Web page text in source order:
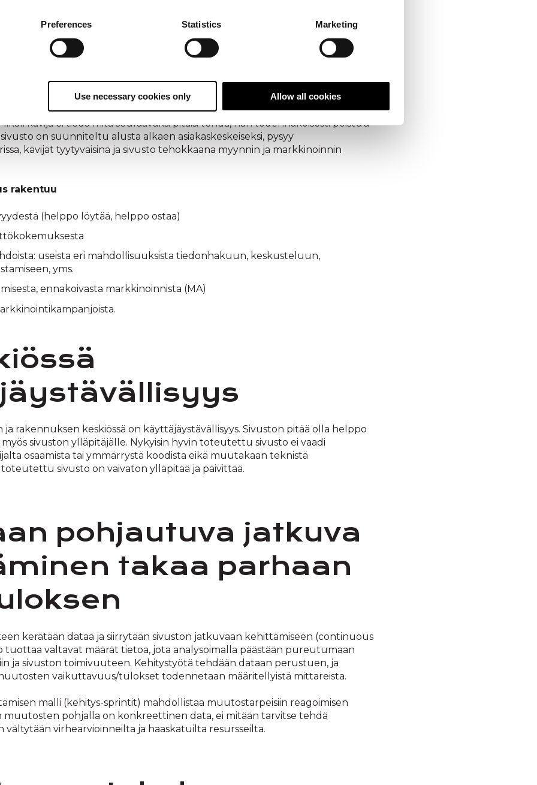
Preferences Statistics Marketing
Use necessary cookies only Allow all cookies
asiakaskokemus
olo vieraillessaan sivuilla, että hän tietää mihin hänen seuraavaksi
kävijä ei tiedä mitä seuraavaksi pitäisi tehdä, hän todennäköisesti poistuu
on suunniteltu alusta alkaen asiakaskeskeiseksi, pysyy
kävijät tyytyväisinä ja sivusto tehokkaana myynnin ja markkinoinnin
rakentuu
(helppo löytää, helppo ostaa)
useista eri mahdollisuuksista tiedonhakuun, keskusteluun,
yms.
ennakoivasta markkinoinnista (MA)
rakennuksen keskiössä on käyttäjäystävällisyys. Sivuston pitää olla helppo
myös sivuston ylläpitäjälle. Nykyisin hyvin toteutettu sivusto ei vaadi
osaamista tai ymmärrystä koodista eikä muutakaan teknistä
toteutettu sivusto on vaivaton ylläpitää ja päivittää.
pohjautuva jatkuva
takaa parhaan
kerätään dataa ja siirrytään sivuston jatkuvaan kehittämiseen (continuous
tuottaa valtavat määrät tietoa, jota analysoimalla päästään pureutumaan
ja sivuston toimivuuteen. Kehitystyötä tehdään dataan perustuen, ja
vaikuttavuus/tulokset todennetaan määritellyistä mittareista.
malli (kehitys-sprintit) mahdollistaa muutostarpeisiin reagoimisen
muutosten pohjalla on konkreettinen data, ei mitään tarvitse tehdä
virhearvioinneilta ja haaskatuilta resursseilta.